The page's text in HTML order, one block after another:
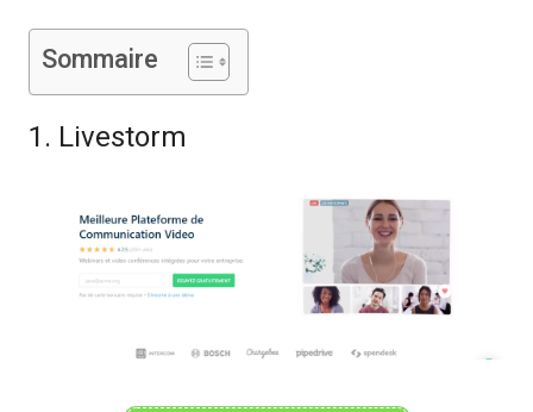
Sommaire
1. Livestorm